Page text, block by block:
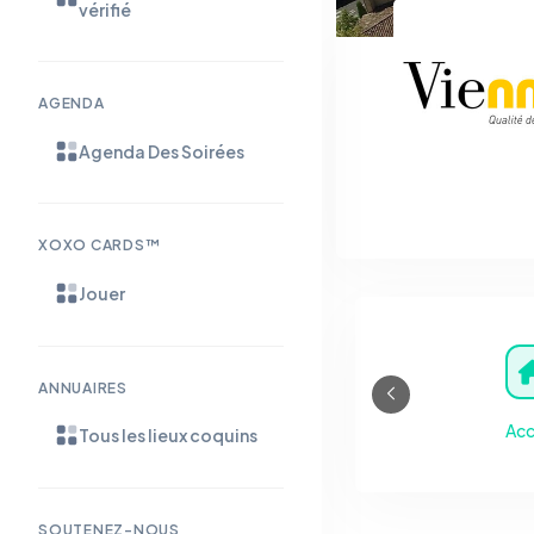
vérifié
AGENDA
Agenda Des Soirées
XOXO CARDS™
Jouer
ANNUAIRES
Tous les lieux coquins
SOUTENEZ-NOUS